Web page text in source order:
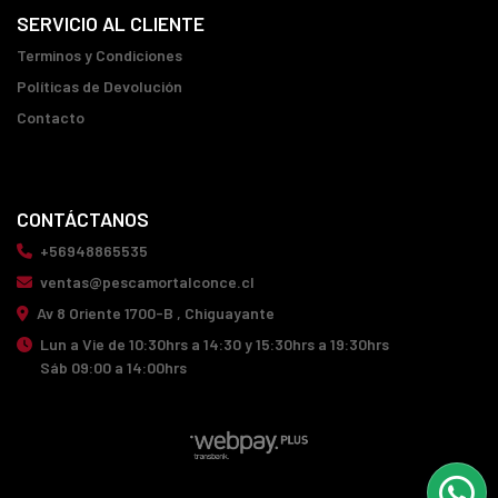
SERVICIO AL CLIENTE
Terminos y Condiciones
Políticas de Devolución
Contacto
CONTÁCTANOS
+56948865535
ventas@pescamortalconce.cl
Av 8 Oriente 1700-B , Chiguayante
Lun a Vie de 10:30hrs a 14:30 y 15:30hrs a 19:30hrs
Sáb 09:00 a 14:00hrs